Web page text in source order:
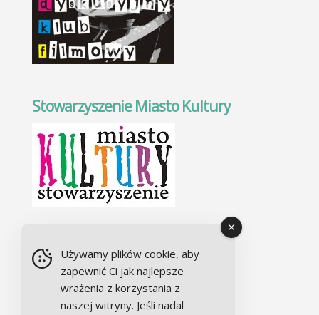
Stowarzyszenie Miasto Kultury
Chór Alla camera
Używamy plików cookie, aby
zapewnić Ci jak najlepsze
wrażenia z korzystania z
naszej witryny. Jeśli nadal